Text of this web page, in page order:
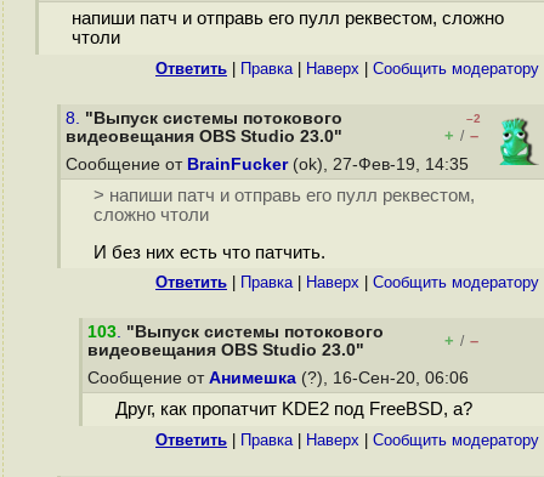
напиши патч и отправь его пулл реквестом, сложно
чтоли
Ответить Правка| Наверх Cообщить модератору
8. "Выпуск системы потокового
видеовещания OBS Studio 23.0"
–2
+ / –
Сообщение от BrainFucker(ok), 27-Фев-19, 14:35
> напиши патч и отправь его пулл реквестом,
сложно чтоли
И без них есть что патчить.
Ответить Правка| Наверх Cообщить модератору
103. "Выпуск системы потокового
видеовещания OBS Studio 23.0"
+ / –
Сообщение от Анимешка (?), 16-Сен-20, 06:06
Друг, как пропатчит KDE2 под FreeBSD, а?
Ответить Правка| Наверх Cообщить модератору